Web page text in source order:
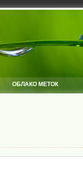
ОБЛАКО МЕТОК